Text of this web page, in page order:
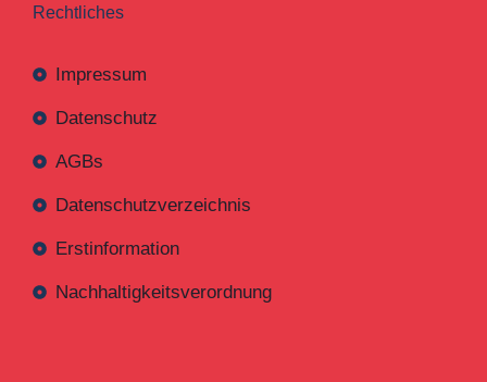
Rechtliches
Impressum
Datenschutz
AGBs
Datenschutzverzeichnis
Erstinformation
Nachhaltigkeitsverordnung